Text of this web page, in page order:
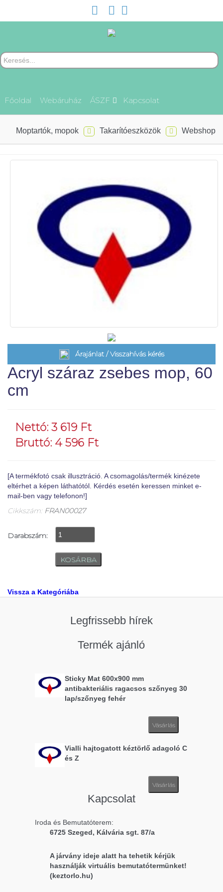
Főoldal Webáruház ÁSZF Kapcsolat
Webshop
Takarítóeszközök
Moptartók, mopok
Árajánlat / Visszahívás kérés
Acryl száraz zsebes mop, 60
cm
Nettó: 3 619 Ft
Bruttó: 4 596 Ft
[A termékfotó csak illusztráció. A csomagolás/termék kinézete
eltérhet a képen láthatótól. Kérdés esetén keressen minket e-
mail-ben vagy telefonon!]
Cikkszám: FRAN00027
Darabszám:
Vissza a Kategóriába
Legfrissebb hírek
Termék ajánló
Sticky Mat 600x900 mm
antibakteriális ragacsos szőnyeg 30
lap/szőnyeg fehér
Vásárlás
Vialli hajtogatott kéztörlő adagoló C
és Z
Vásárlás
Kapcsolat
Iroda és Bemutatóterem:
6725 Szeged, Kálvária sgt. 87/a
A járvány ideje alatt ha tehetik kérjük
használják virtuális bemutatótermünket!
(keztorlo.hu)